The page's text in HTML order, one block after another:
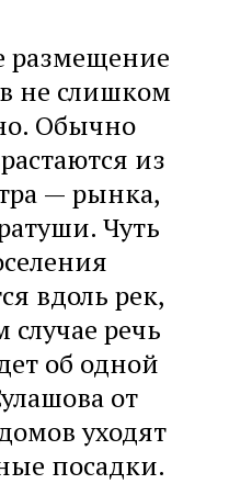
размещение
не слишком
Обычно
из
— рынка,
Чуть
вдоль рек,
случае речь
об одной
от
уходят
посадки.